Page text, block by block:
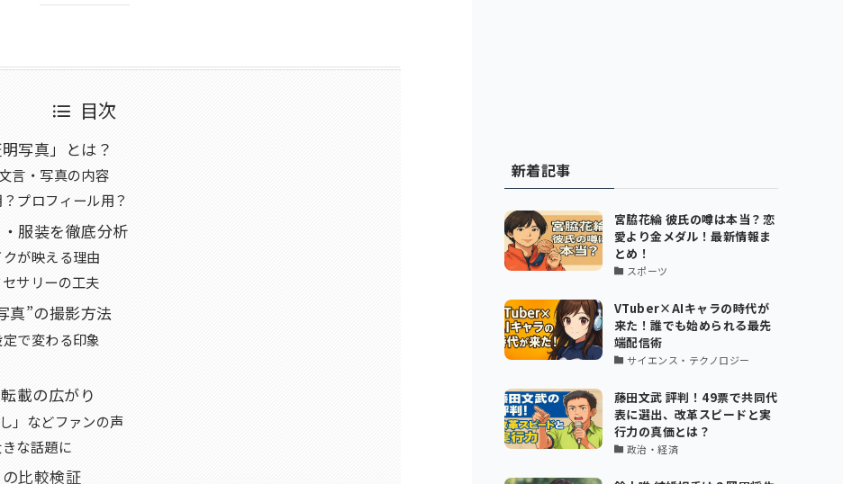
目次
写真」とは？
言・写真の内容
プロフィール用？
服装を徹底分析
が映える理由
サリーの工夫
真”の撮影方法
で変わる印象
載の広がり
」などファンの声
な話題に
比較検証
新着記事
宮脇花綸 彼氏の噂は本当？恋
愛より金メダル！最新情報ま
とめ！
スポーツ
VTuber×AIキャラの時代が
来た！誰でも始められる最先
端配信術
サイエンス・テクノロジー
藤田文武 評判！49票で共同代
表に選出、改革スピードと実
行力の真価とは？
政治・経済